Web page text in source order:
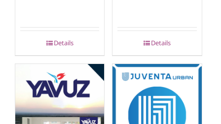
Details Details